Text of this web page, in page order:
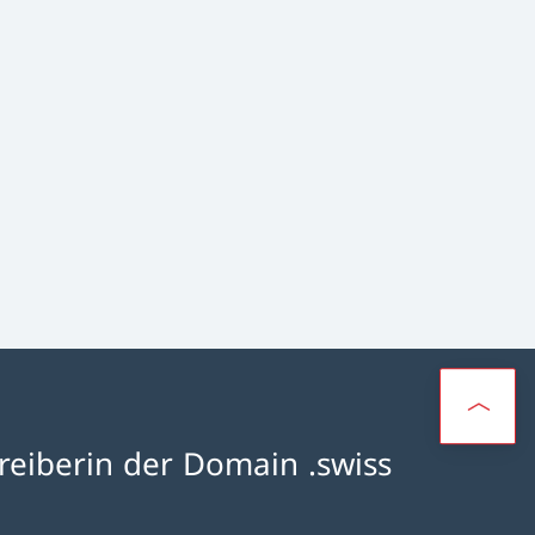
der Domain .swiss